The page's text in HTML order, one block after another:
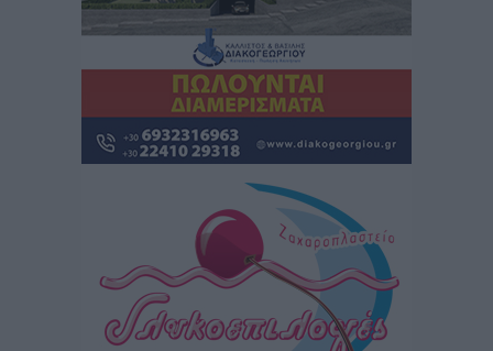
Έκτακτη συνεδρίαση της Δημοτικής Επιτροπής Ρόδου
αύριο Παρασκευή 7 Αυγούστου
Τοπικές Ειδήσεις• πριν 2 ώρες
ΑΕΡΑ: Δεν σταματάει να ενισχύεται, νέο απόκτημα ο
Μητρόπουλος
Κλεάνθης: Δουλειές μετά ευχαριστιών στο γήπεδο,
ατομικό για δύο
πριν 2 ώρες